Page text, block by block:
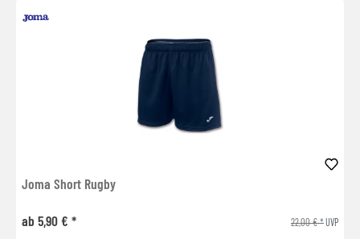
Joma Short Rugby
ab 5,90 € * 22,00 € *UVP